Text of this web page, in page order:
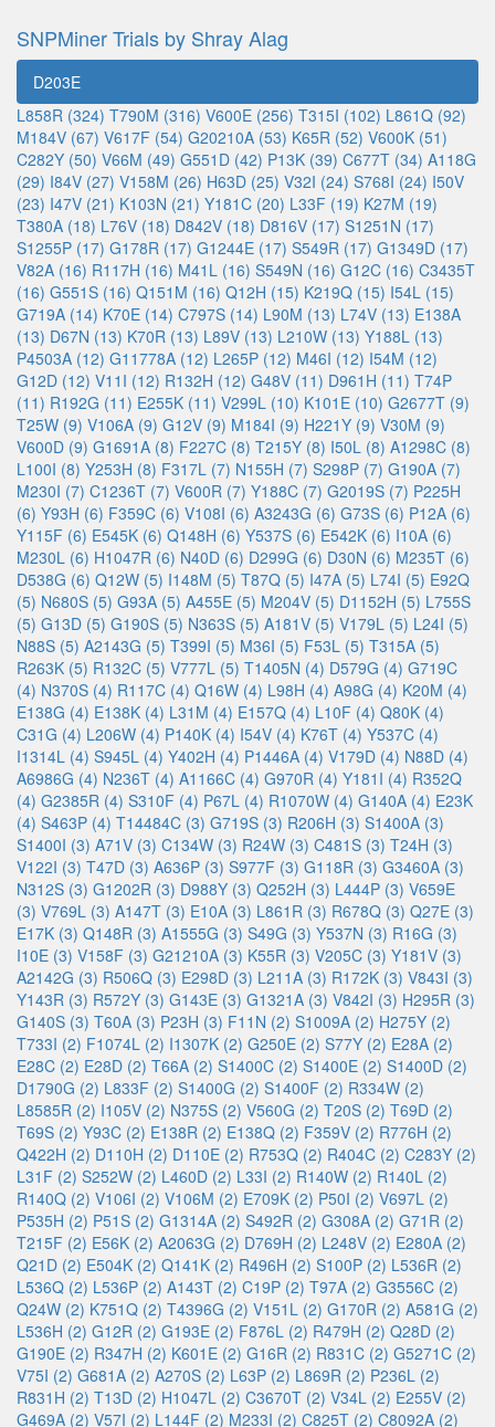
SNPMiner Trials by Shray Alag
D203E
L858R (324) T790M (316) V600E (256) T315I (102) L861Q (92)
M184V (67) V617F (54) G20210A (53) K65R (52) V600K (51)
C282Y (50) V66M (49) G551D (42) P13K (39) C677T (34) A118G
(29) I84V (27) V158M (26) H63D (25) V32I (24) S768I (24) I50V
(23) I47V (21) K103N (21) Y181C (20) L33F (19) K27M (19)
T380A (18) L76V (18) D842V (18) D816V (17) S1251N (17)
S1255P (17) G178R (17) G1244E (17) S549R (17) G1349D (17)
V82A (16) R117H (16) M41L (16) S549N (16) G12C (16) C3435T
(16) G551S (16) Q151M (16) Q12H (15) K219Q (15) I54L (15)
G719A (14) K70E (14) C797S (14) L90M (13) L74V (13) E138A
(13) D67N (13) K70R (13) L89V (13) L210W (13) Y188L (13)
P4503A (12) G11778A (12) L265P (12) M46I (12) I54M (12)
G12D (12) V11I (12) R132H (12) G48V (11) D961H (11) T74P
(11) R192G (11) E255K (11) V299L (10) K101E (10) G2677T (9)
T25W (9) V106A (9) G12V (9) M184I (9) H221Y (9) V30M (9)
V600D (9) G1691A (8) F227C (8) T215Y (8) I50L (8) A1298C (8)
L100I (8) Y253H (8) F317L (7) N155H (7) S298P (7) G190A (7)
M230I (7) C1236T (7) V600R (7) Y188C (7) G2019S (7) P225H
(6) Y93H (6) F359C (6) V108I (6) A3243G (6) G73S (6) P12A (6)
Y115F (6) E545K (6) Q148H (6) Y537S (6) E542K (6) I10A (6)
M230L (6) H1047R (6) N40D (6) D299G (6) D30N (6) M235T (6)
D538G (6) Q12W (5) I148M (5) T87Q (5) I47A (5) L74I (5) E92Q
(5) N680S (5) G93A (5) A455E (5) M204V (5) D1152H (5) L755S
(5) G13D (5) G190S (5) N363S (5) A181V (5) V179L (5) L24I (5)
N88S (5) A2143G (5) T399I (5) M36I (5) F53L (5) T315A (5)
R263K (5) R132C (5) V777L (5) T1405N (4) D579G (4) G719C
(4) N370S (4) R117C (4) Q16W (4) L98H (4) A98G (4) K20M (4)
E138G (4) E138K (4) L31M (4) E157Q (4) L10F (4) Q80K (4)
C31G (4) L206W (4) P140K (4) I54V (4) K76T (4) Y537C (4)
I1314L (4) S945L (4) Y402H (4) P1446A (4) V179D (4) N88D (4)
A6986G (4) N236T (4) A1166C (4) G970R (4) Y181I (4) R352Q
(4) G2385R (4) S310F (4) P67L (4) R1070W (4) G140A (4) E23K
(4) S463P (4) T14484C (3) G719S (3) R206H (3) S1400A (3)
S1400I (3) A71V (3) C134W (3) R24W (3) C481S (3) T24H (3)
V122I (3) T47D (3) A636P (3) S977F (3) G118R (3) G3460A (3)
N312S (3) G1202R (3) D988Y (3) Q252H (3) L444P (3) V659E
(3) V769L (3) A147T (3) E10A (3) L861R (3) R678Q (3) Q27E (3)
E17K (3) Q148R (3) A1555G (3) S49G (3) Y537N (3) R16G (3)
I10E (3) V158F (3) G21210A (3) K55R (3) V205C (3) Y181V (3)
A2142G (3) R506Q (3) E298D (3) L211A (3) R172K (3) V843I (3)
Y143R (3) R572Y (3) G143E (3) G1321A (3) V842I (3) H295R (3)
G140S (3) T60A (3) P23H (3) F11N (2) S1009A (2) H275Y (2)
T733I (2) F1074L (2) I1307K (2) G250E (2) S77Y (2) E28A (2)
E28C (2) E28D (2) T66A (2) S1400C (2) S1400E (2) S1400D (2)
D1790G (2) L833F (2) S1400G (2) S1400F (2) R334W (2)
L8585R (2) I105V (2) N375S (2) V560G (2) T20S (2) T69D (2)
T69S (2) Y93C (2) E138R (2) E138Q (2) F359V (2) R776H (2)
Q422H (2) D110H (2) D110E (2) R753Q (2) R404C (2) C283Y (2)
L31F (2) S252W (2) L460D (2) L33I (2) R140W (2) R140L (2)
R140Q (2) V106I (2) V106M (2) E709K (2) P50I (2) V697L (2)
P535H (2) P51S (2) G1314A (2) S492R (2) G308A (2) G71R (2)
T215F (2) E56K (2) A2063G (2) D769H (2) L248V (2) E280A (2)
Q21D (2) E504K (2) Q141K (2) R496H (2) S100P (2) L536R (2)
L536Q (2) L536P (2) A143T (2) C19P (2) T97A (2) G3556C (2)
Q24W (2) K751Q (2) T4396G (2) V151L (2) G170R (2) A581G (2)
L536H (2) G12R (2) G193E (2) F876L (2) R479H (2) Q28D (2)
G190E (2) R347H (2) K601E (2) G16R (2) R831C (2) G5271C (2)
V75I (2) G681A (2) A270S (2) L63P (2) L869R (2) P236L (2)
R831H (2) T13D (2) H1047L (2) C3670T (2) V34L (2) E255V (2)
G469A (2) V57I (2) L144F (2) M233I (2) C825T (2) C8092A (2)